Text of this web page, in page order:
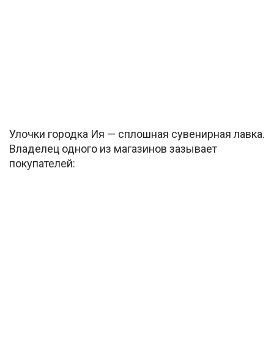
Улочки городка Ия — сплошная сувенирная лавка.
Владелец одного из магазинов зазывает
покупателей: